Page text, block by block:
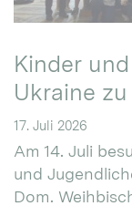
Kinder
Ukraine
17. Juli 2026
Am 14. Juli
und
Dom.